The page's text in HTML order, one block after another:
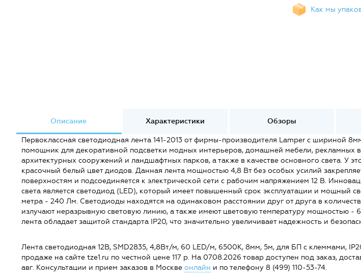
Как мы
Описание Характеристики Обзоры
Первоклассная светодиодная лента 141-2013 от фирмы-производителя Lamper с шириной
помощник для декоративной подсветки модных интерьеров, домашней мебели, рекламных
архитектурных сооружений и ландшафтных парков, а также в качестве основного света. У
красочный белый цвет диодов. Данная лента мощностью 4,8 Вт без особых усилий
поверхностям и подсоединяется к электрической сети с рабочим напряжением 12 В.
света является светодиод (LED), который имеет повышенный срок эксплуатации и мощный
метра - 240 Лм. Светодиоды находятся на одинаковом расстоянии друг от друга в
излучают неразрывную световую линию, а также имеют цветовую температуру мощностью -
лента обладает защитой стандарта IP20, что значительно увеличивает надежность и
Лента светодиодная 12В, SMD2835, 4,8Вт/м, 60 LED/м, 6500К, 8мм, 5м, для БП с клеммами,
продаже на сайте tze1.ru по честной цене 117 р. На 07.08.2026 товар доступен под заказ,
авг. Консультации и прием заказов в Москве онлайн и по телефону 8 (499) 110-53-74.